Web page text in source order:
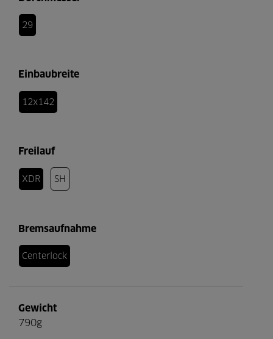
29
Einbaubreite
12x142
Freilauf
XDR SH
Bremsaufnahme
Centerlock
Gewicht
790g